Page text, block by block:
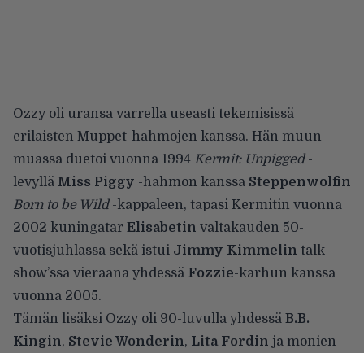
Ozzy oli uransa varrella useasti tekemisissä
erilaisten Muppet-hahmojen kanssa. Hän muun
muassa duetoi vuonna 1994 Kermit: Unpigged-
levyllä Miss Piggy -hahmon kanssa Steppenwolfin
Born to be Wild-kappaleen, tapasi Kermitin vuonna
2002 kuningatar Elisabetin valtakauden 50-
vuotisjuhlassa sekä istui Jimmy Kimmelin talk
show’ssa vieraana yhdessä Fozzie-karhun kanssa
vuonna 2005.
Tämän lisäksi Ozzy oli 90-luvulla yhdessä B.B.
Kingin, Stevie Wonderin, Lita Fordin ja monien